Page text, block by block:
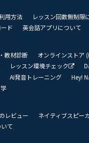
用方法 レッスン回数無制限
ド
英会話アプリについて
教材診断 オンラインストア
レッスン環境チェック
AI発音トレーニング Hey!
レビュー ネイティブスピー
て